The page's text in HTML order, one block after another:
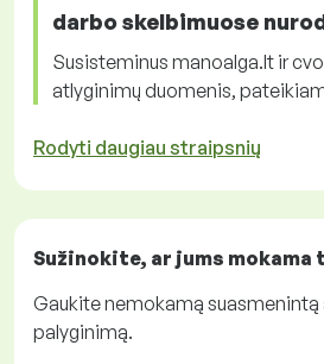
darbo skelbimuose
Susisteminus manoalga.lt ir
atlyginimų duomenis,
Rodyti daugiau straipsnių
Sužinokite, ar jums mokama
Gaukitenemokamą
palyginimą.